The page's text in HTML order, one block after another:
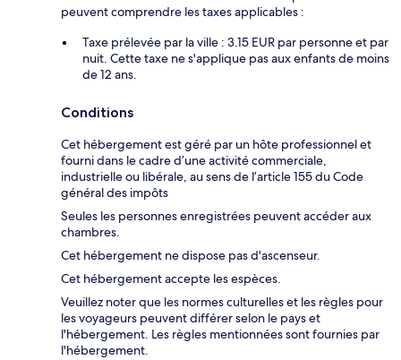
peuvent comprendre les taxes applicables :
Taxe prélevée par la ville : 3.15 EUR par personne et par
nuit. Cette taxe ne s'applique pas aux enfants de moins
de 12 ans.
Conditions
Cet hébergement est géré par un hôte professionnel et
fourni dans le cadre d’une activité commerciale,
industrielle ou libérale, au sens de l’article 155 du Code
général des impôts
Seules les personnes enregistrées peuvent accéder aux
chambres.
Cet hébergement ne dispose pas d'ascenseur.
Cet hébergement accepte les espèces.
Veuillez noter que les normes culturelles et les règles pour
les voyageurs peuvent différer selon le pays et
l'hébergement. Les règles mentionnées sont fournies par
l'hébergement.